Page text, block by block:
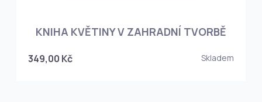
KNIHA KVĚTINY V ZAHRADNÍ TVORBĚ
349,00 Kč Skladem